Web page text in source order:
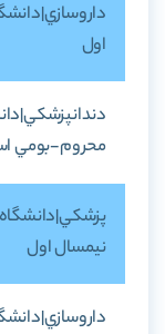
اول
محروم-بومي
پزشکي|دانشگاه
نيمسال اول